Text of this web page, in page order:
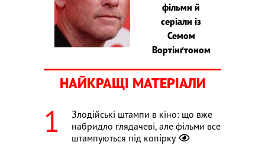
фільми й
серіали із
Семом
Вортінґтоном
НАЙКРАЩІ МАТЕРІАЛИ
Злодійські штампи в кіно: що вже
набридло глядачеві, але фільми все
штампуються під копірку